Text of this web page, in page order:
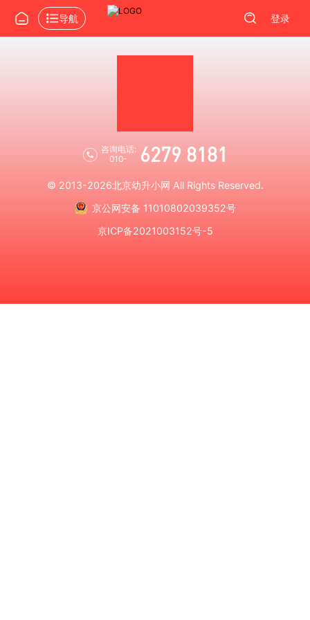
导航 登录
咨询电话:
010-
6279 8181
© 2013-2026北京幼升小网 All Rights Reserved.
京公网安备 11010802039352号
京ICP备2021003152号-5